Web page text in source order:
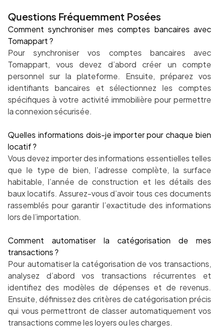
Questions Fréquemment Posées
Comment synchroniser mes comptes bancaires avec
Tomappart ?
Pour synchroniser vos comptes bancaires avec
Tomappart, vous devez d’abord créer un compte
personnel sur la plateforme. Ensuite, préparez vos
identifiants bancaires et sélectionnez les comptes
spécifiques à votre activité immobilière pour permettre
la connexion sécurisée.
Quelles informations dois-je importer pour chaque bien
locatif ?
Vous devez importer des informations essentielles telles
que le type de bien, l’adresse complète, la surface
habitable, l’année de construction et les détails des
baux locatifs. Assurez-vous d’avoir tous ces documents
rassemblés pour garantir l’exactitude des informations
lors de l’importation.
Comment automatiser la catégorisation de mes
transactions ?
Pour automatiser la catégorisation de vos transactions,
analysez d’abord vos transactions récurrentes et
identifiez des modèles de dépenses et de revenus.
Ensuite, définissez des critères de catégorisation précis
qui vous permettront de classer automatiquement vos
transactions comme les loyers ou les charges.